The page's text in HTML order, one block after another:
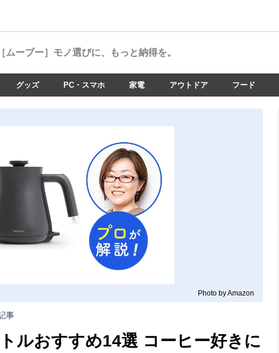
［ムーブー］ モノ選びに、もっと納得を。
グッズ PC・スマホ 家電 アウトドア フード
Photo by Amazon
事
ルおすすめ14選 コーヒー好きに